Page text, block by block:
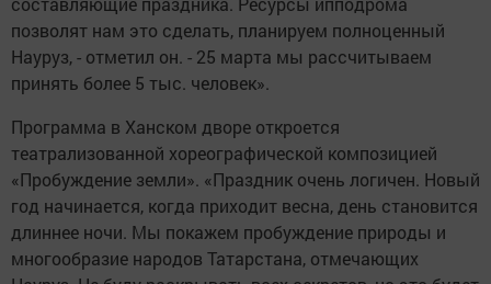
неудобств, самое значительное из них - полное
отсутствие парковки, - пояснил Шарипов. - На
Казанском ипподроме эта проблема полностью
ликвидирована, парковка рассчитана на тысячу мест».
«Кроме того, на площади нет ресурсов для того, чтобы
показать всю красоту Науруза, ведь традиционные
празднества включают конные скачки и борьбу. В этом
году мы пока не успели развернуть эти площадки, но в
следующем обязательно покажем казанцам и эти